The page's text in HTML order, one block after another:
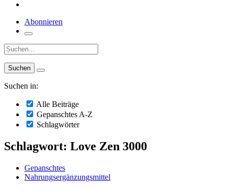
Abonnieren
Suche:
Suchen in:
Alle Beiträge
Gepanschtes A-Z
Schlagwörter
Schlagwort: Love Zen 3000
Gepanschtes
Nahrungsergänzungsmittel